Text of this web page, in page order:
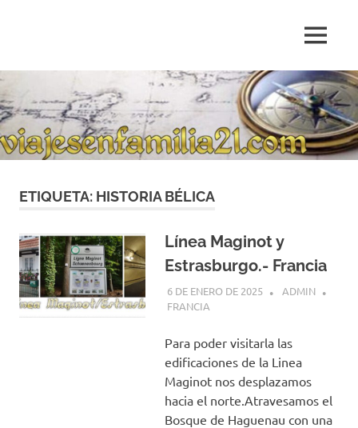
de
de
viajes
personales
MENÚ
ETIQUETA: HISTORIA BÉLICA
Línea Maginot y
Estrasburgo.- Francia
6 DE ENERO DE 2025
ADMIN
FRANCIA
Para poder visitarla las
edificaciones de la Linea
Maginot nos desplazamos
hacia el norte.Atravesamos el
Bosque de Haguenau con una